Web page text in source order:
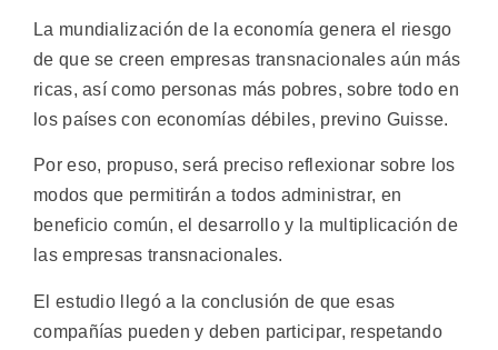
La mundialización de la economía genera el riesgo
de que se creen empresas transnacionales aún más
ricas, así como personas más pobres, sobre todo en
los países con economías débiles, previno Guisse.
Por eso, propuso, será preciso reflexionar sobre los
modos que permitirán a todos administrar, en
beneficio común, el desarrollo y la multiplicación de
las empresas transnacionales.
El estudio llegó a la conclusión de que esas
compañías pueden y deben participar, respetando